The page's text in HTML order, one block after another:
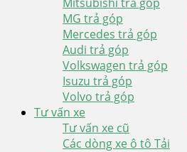
MG trả góp
Mercedes trả góp
Audi trả góp
Volkswagen trả góp
Isuzu trả góp
Volvo trả góp
Tư vấn xe
Tư vấn xe cũ
Các dòng xe ô tô Tải